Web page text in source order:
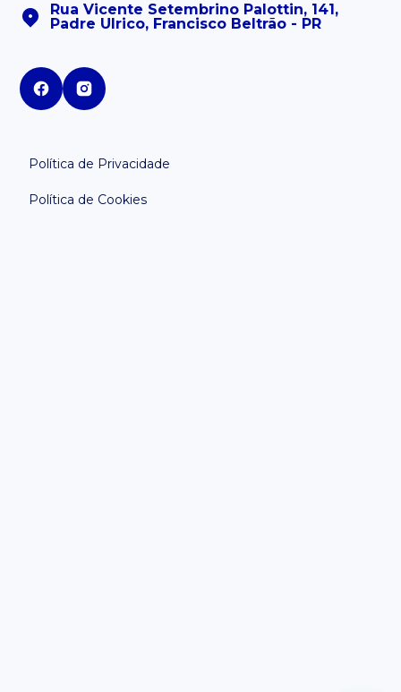
Rua Vicente Setembrino Palottin, 141,
Padre Ulrico, Francisco Beltrão - PR
Política de Privacidade
Política de Cookies